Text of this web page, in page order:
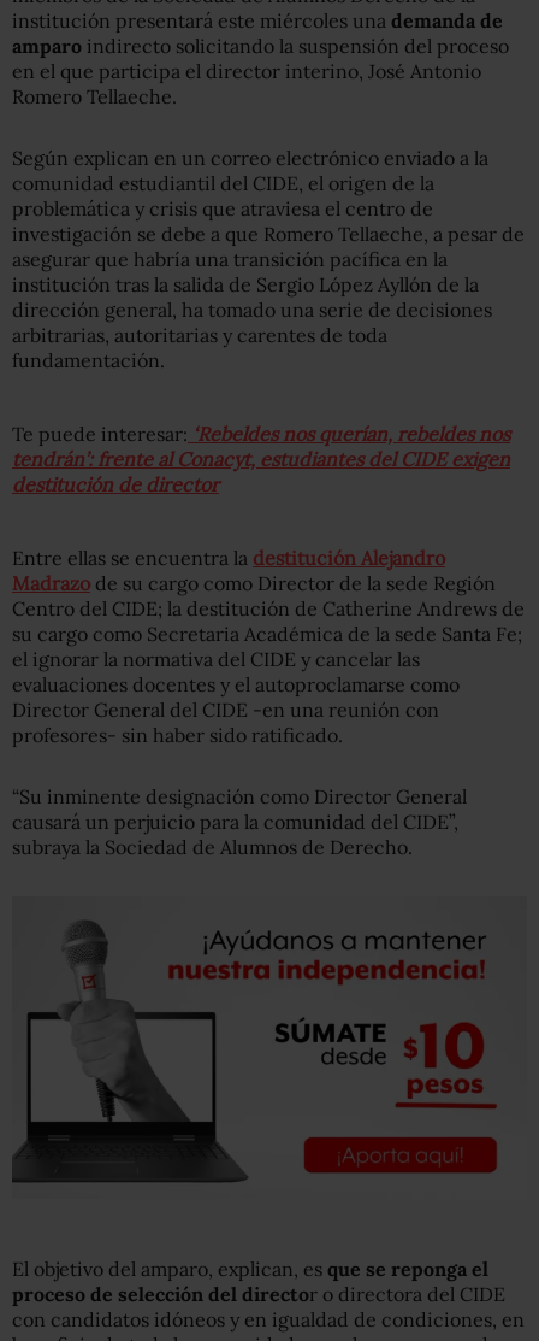
institución presentará este miércoles una demanda de
amparo indirecto solicitando la suspensión del proceso
en el que participa el director interino, José Antonio
Romero Tellaeche.
Según explican en un correo electrónico enviado a la
comunidad estudiantil del CIDE, el origen de la
problemática y crisis que atraviesa el centro de
investigación se debe a que Romero Tellaeche, a pesar de
asegurar que habría una transición pacífica en la
institución tras la salida de Sergio López Ayllón de la
dirección general, ha tomado una serie de decisiones
arbitrarias, autoritarias y carentes de toda
fundamentación.
Te puede interesar: ‘Rebeldes nos querían, rebeldes nos
tendrán’: frente al Conacyt, estudiantes del CIDE exigen
destitución de director
Entre ellas se encuentra la destitución Alejandro
Madrazo de su cargo como Director de la sede Región
Centro del CIDE; la destitución de Catherine Andrews de
su cargo como Secretaria Académica de la sede Santa Fe;
el ignorar la normativa del CIDE y cancelar las
evaluaciones docentes y el autoproclamarse como
Director General del CIDE -en una reunión con
profesores- sin haber sido ratificado.
“Su inminente designación como Director General
causará un perjuicio para la comunidad del CIDE”,
subraya la Sociedad de Alumnos de Derecho.
El objetivo del amparo, explican, es que se reponga el
proceso de selección del director o directora del CIDE
con candidatos idóneos y en igualdad de condiciones, en